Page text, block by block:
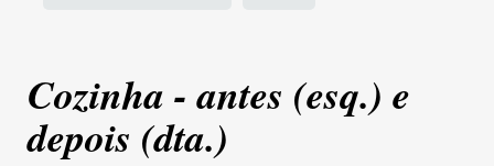
Cozinha - antes (esq.) e
depois (dta.)